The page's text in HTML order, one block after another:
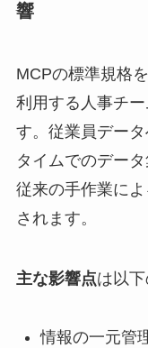
響
MCPの標準規格
利用する人事チ
す。従業員デー
タイムでのデー
従来の手作業に
されます。
主な影響点は以下
情報の一元管